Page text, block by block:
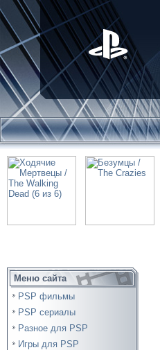
Меню сайта
PSP фильмы
PSP сериалы
Разное для PSP
Игры для PSP